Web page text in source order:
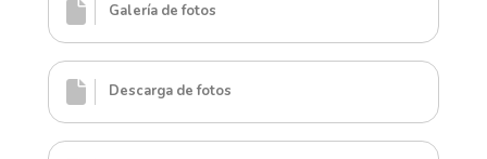
Galería de fotos
Descarga de fotos